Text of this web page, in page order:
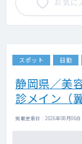
スポット 日勤
静岡県／美
診メイン（
掲載更新日 : 2026年08月06